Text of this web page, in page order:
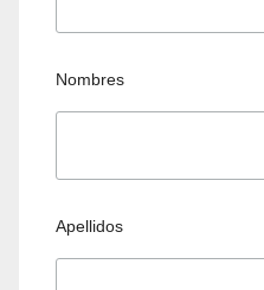
Nombres
Apellidos